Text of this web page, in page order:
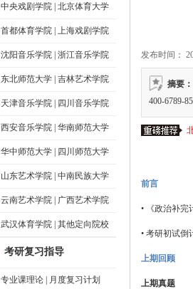
中央戏剧学院 北京体育大学
首都体育学院 上海戏剧学院
沈阳音乐学院 浙江音乐学院
东北师范大学 吉林艺术学院
天津音乐学院 四川音乐学院
西安音乐学院 华南师范大学
华中师范大学 四川师范大学
山东艺术学院 中南民族大学
云南艺术学院 广西艺术学院
武汉体育学院 其他定向院校
考研复习指导
专业课理论 月度复习计划
发布时间：
摘要：
400-6789-
前言
• 《政治补
• 考研初试倒
上期回顾
上期真题